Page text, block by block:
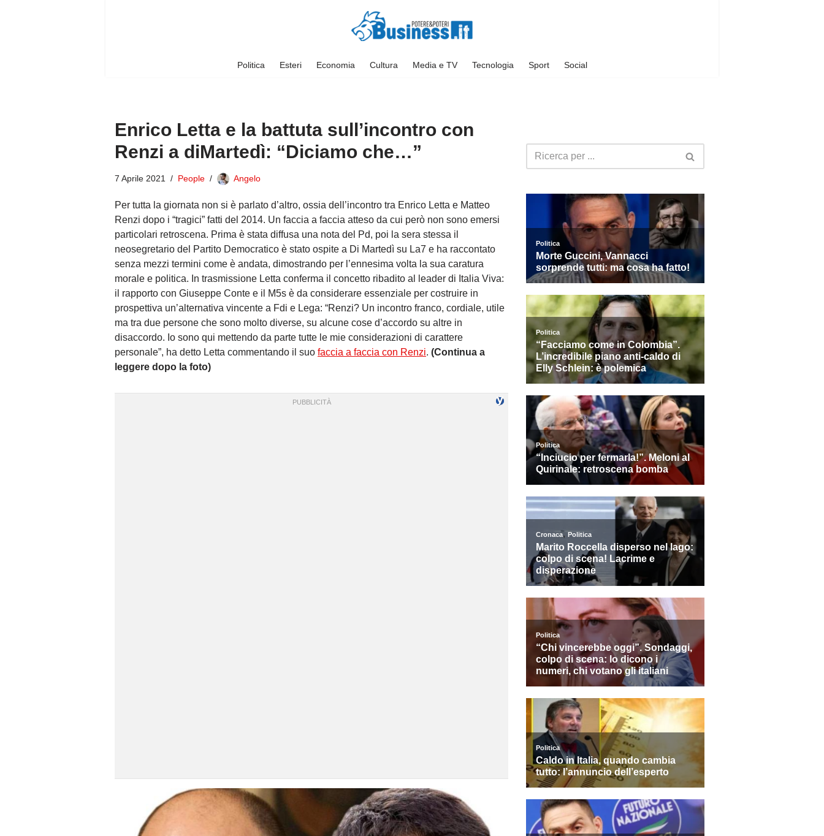
Politica Esteri Economia Cultura Media e TV Tecnologia Sport Social
Enrico Letta e la battuta sull’incontro con
Renzi a diMartedì: “Diciamo che…”
7 Aprile 2021 People Angelo
Per tutta la giornata non si è parlato d’altro, ossia dell’incontro tra Enrico Letta e Matteo
Renzi dopo i “tragici” fatti del 2014. Un faccia a faccia atteso da cui però non sono emersi
particolari retroscena. Prima è stata diffusa una nota del Pd, poi la sera stessa il
neosegretario del Partito Democratico è stato ospite a Di Martedì su La7 e ha raccontato
senza mezzi termini come è andata, dimostrando per l’ennesima volta la sua caratura
morale e politica. In trasmissione Letta conferma il concetto ribadito al leader di Italia Viva:
il rapporto con Giuseppe Conte e il M5s è da considerare essenziale per costruire in
prospettiva un’alternativa vincente a Fdi e Lega: “Renzi? Un incontro franco, cordiale, utile
ma tra due persone che sono molto diverse, su alcune cose d’accordo su altre in
disaccordo. Io sono qui mettendo da parte tutte le mie considerazioni di carattere
personale”, ha detto Letta commentando il suo faccia a faccia con Renzi. (Continua a
leggere dopo la foto)